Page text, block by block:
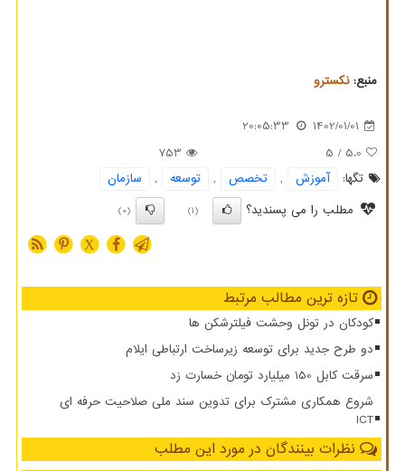
منبع:نكسترو
1402/01/01
20:05:33
5.0
/ 5
753
تگها:
آموزش , تخصص , توسعه ,
سازمان
مطلب را می پسندید؟
(1)
(0)
X
تازه ترین مطالب مرتبط
کودکان در تونل وحشت فیلترشکن ها
دو طرح جدید برای توسعه زیرساخت ارتباطی ایلام
سرقت کابل 150 میلیارد تومان خسارت زد
شروع همکاری مشترک برای تدوین سند ملی صلاحیت حرفه ای
ICT
نظرات بینندگان در مورد این مطلب